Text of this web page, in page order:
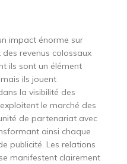
impact énorme sur
revenus colossaux
ils sont un élément
ils jouent
la visibilité des
le marché des
de partenariat avec
ainsi chaque
publicité. Les relations
manifestent clairement